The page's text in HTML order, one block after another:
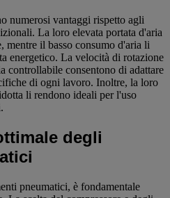
numerosi vantaggi rispetto agli
La loro elevata portata d'aria
mentre il basso consumo d'aria li
energetico. La velocità di rotazione
controllabile consentono di adattare
di ogni lavoro. Inoltre, la loro
li rendono ideali per l'uso
degli
pneumatici, è fondamentale